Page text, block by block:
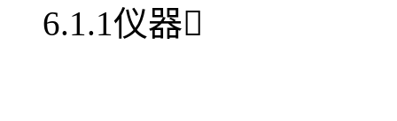
6.1.1仪器